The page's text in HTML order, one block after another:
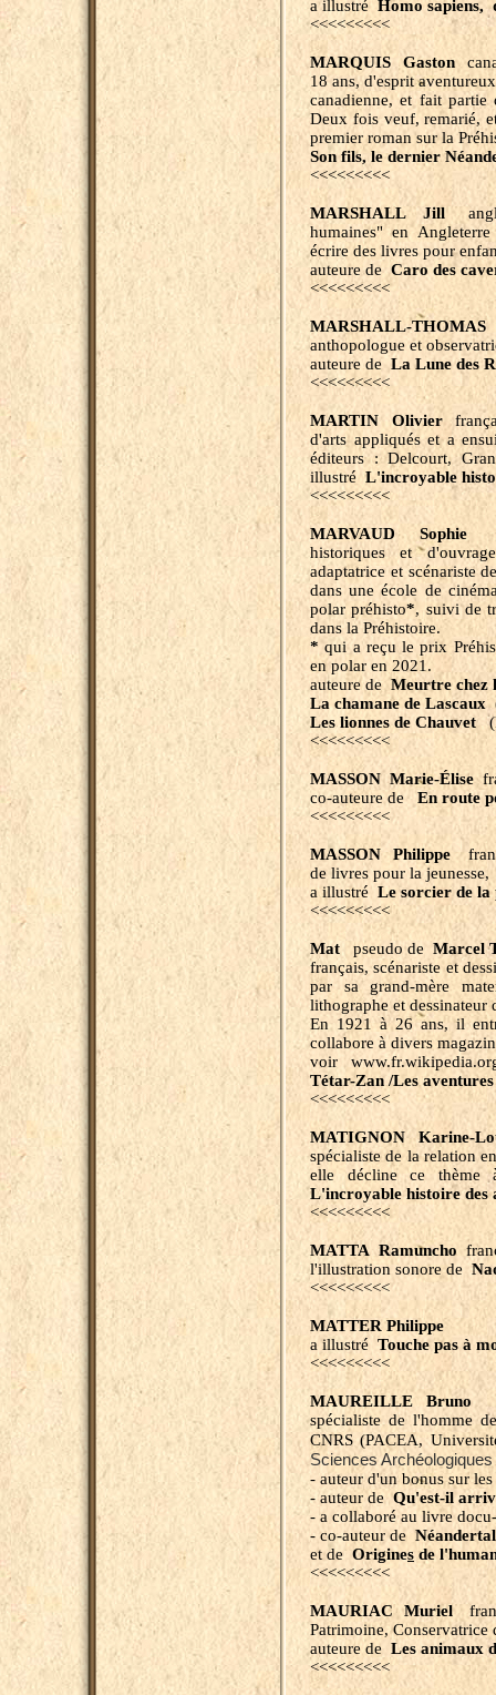
a illustré Homo sapiens,
<<<<<<<<<
MARQUIS Gaston
18 ans, d'esprit
canadienne, et fait
Deux fois veuf, remarié,
premier roman sur la
Son fils, le dernier
<<<<<<<<<
MARSHALL Jill
humaines" en
écrire des livres pour
auteure deCaro des
<<<<<<<<<
MARSHALL-
anthopologue et
auteure de La Lune des
<<<<<<<<<
MARTIN Olivier
d'arts appliqués et a
éditeurs : Delcourt,
illustréL'incroyable
<<<<<<<<<
MARVAUD Sophie
historiques et
adaptatrice et scénariste
dans une école de
polar préhisto*, suivi de
dans la Préhistoire.
* qui a reçu le prix
en polar en 2021.
auteure deMeurtre chez
La chamane de Lascaux
Les lionnes de Chauvet
<<<<<<<<<
MASSON Marie-Élise
co-auteure deEn route
<<<<<<<<<
MASSON Philippe
de livres pour la jeunesse,
a illustré Le sorcier de la
<<<<<<<<<
Mat pseudo de Marcel
français, scénariste et
par sa grand-mère
lithographe et dessinateur
En 1921 à 26 ans, il
collabore à divers
voir
Tétar-Zan /Les
<<<<<<<<<
MATIGNON Karine-
spécialiste de la relation
elle décline ce thème
L'incroyable histoire des
<<<<<<<<<
MATTA Ramuncho
l'illustration sonore de
<<<<<<<<<
MATTER Philippe
a illustré Touche pas à
<<<<<<<<<
MAUREILLE Bruno
spécialiste de l'homme
CNRS (PACEA,
Sciences
- auteur d'un bonus sur
- auteur deQu'est-il
- a collaboré au livre
- co-auteur de Néandertal
et de Origines de
<<<<<<<<<
MAURIAC Muriel
Patrimoine, Conservatrice
auteure de Les animaux
<<<<<<<<<